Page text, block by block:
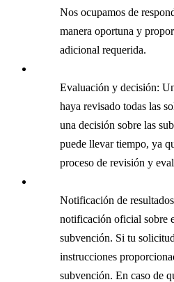
Nos ocupamos de
manera oportuna y
adicional requerida.
Evaluación y decisión:
haya revisado todas las
una decisión sobre las
puede llevar tiempo, ya
proceso de revisión y
Notificación de
notificación oficial sobre
subvención. Si tu
instrucciones
subvención. En caso de